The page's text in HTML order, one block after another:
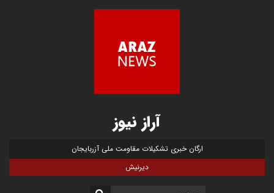
آراز نیوز
ارگان خبری تشکیلات مقاومت ملی آزربایجان
دیرنیش